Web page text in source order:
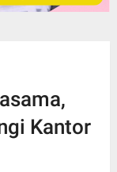
Kantor